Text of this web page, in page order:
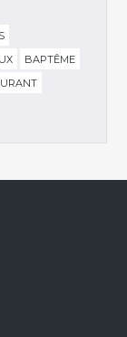
BAPTÊME